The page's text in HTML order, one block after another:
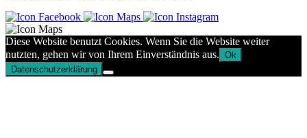
Diese Website benutzt Cookies. Wenn Sie die Website weiter
nutzten, gehen wir von Ihrem Einverständnis aus. Ok
Datenschutzerklärung